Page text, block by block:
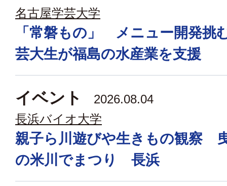
名古屋学芸大学
「常磐もの」 メニュー開発
芸大生が福島の水産業を支援
イベント
2026.08.04
長浜バイオ大学
親子ら川遊びや生きもの観察
の米川でまつり 長浜